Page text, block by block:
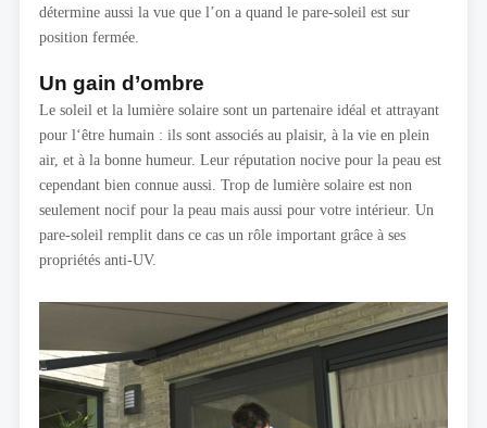
détermine aussi la vue que l’on a quand le pare-soleil est sur
position fermée.
Un gain d’ombre
Le soleil et la lumière solaire sont un partenaire idéal et attrayant
pour l‘être humain : ils sont associés au plaisir, à la vie en plein
air, et à la bonne humeur. Leur réputation nocive pour la peau est
cependant bien connue aussi. Trop de lumière solaire est non
seulement nocif pour la peau mais aussi pour votre intérieur. Un
pare-soleil remplit dans ce cas un rôle important grâce à ses
propriétés anti-UV.